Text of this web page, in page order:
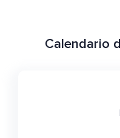
Calendario